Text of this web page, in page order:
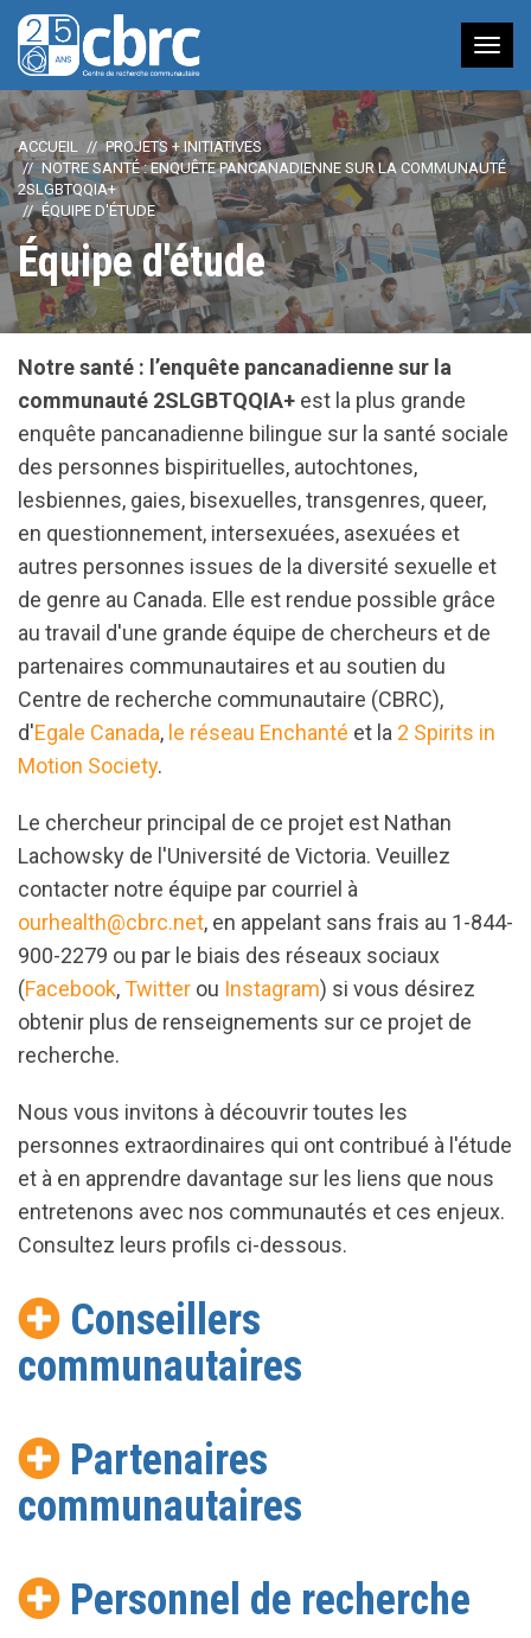
à
ACCUEIL
PROJETS + INITIATIVES
NOTRE SANTÉ : ENQUÊTE PANCANADIENNE SUR LA COMMUNAUTÉ
2SLGBTQQIA+
ÉQUIPE D'ÉTUDE
Équipe d'étude
Notre santé : l’enquête pancanadienne sur la
communauté 2SLGBTQQIA+ est la plus grande
enquête pancanadienne bilingue sur la santé sociale
des personnes bispirituelles, autochtones,
lesbiennes, gaies, bisexuelles, transgenres, queer,
en questionnement, intersexuées, asexuées et
autres personnes issues de la diversité sexuelle et
de genre au Canada. Elle est rendue possible grâce
au travail d'une grande équipe de chercheurs et de
partenaires communautaires et au soutien du
Centre de recherche communautaire (CBRC),
d'Egale Canada, le réseau Enchanté et la 2 Spirits in
Motion Society.
Le chercheur principal de ce projet est Nathan
Lachowsky de l'Université de Victoria. Veuillez
contacter notre équipe par courriel à
ourhealth@cbrc.net, en appelant sans frais au 1-844-
900-2279 ou par le biais des réseaux sociaux
(Facebook,Twitter ou Instagram) si vous désirez
obtenir plus de renseignements sur ce projet de
recherche.
Nous vous invitons à découvrir toutes les
personnes extraordinaires qui ont contribué à l'étude
et à en apprendre davantage sur les liens que nous
entretenons avec nos communautés et ces enjeux.
Consultez leurs profils ci-dessous.
Conseillers
communautaires
Partenaires
communautaires
Personnel de recherche